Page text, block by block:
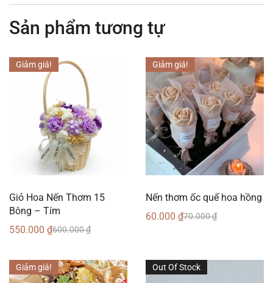
Sản phẩm tương tự
Giảm giá!
Giỏ Hoa Nến Thơm 15
Bông – Tím
600.000₫
550.000 ₫
Giảm giá!
Nến thơm ốc quế hoa hồng
70.000₫
60.000 ₫
Giảm giá! Out Of Stock